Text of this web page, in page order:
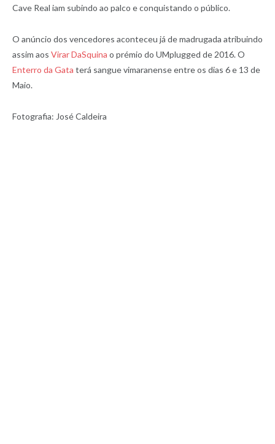
Cave Real iam subindo ao palco e conquistando o público.
O anúncio dos vencedores aconteceu já de madrugada atribuindo
assim aos Virar DaSquina o prémio do UMplugged de 2016. O
Enterro da Gata terá sangue vimaranense entre os dias 6 e 13 de
Maio.
Fotografia: José Caldeira